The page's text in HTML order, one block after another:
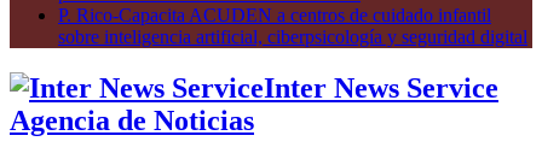
P. Rico-Capacita ACUDEN a centros de cuidado infantil
sobre inteligencia artificial, ciberpsicología y seguridad digital
Inter News Service
Agencia de Noticias